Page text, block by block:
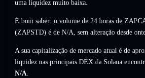
uma liquidez muito baixa.
É bom saber: o volume de 24 horas de
(ZAPSTD) é de N/A, sem alteração desde
A sua capitalização de mercado atual é de
liquidez nas principais DEX da Solana
N/A.